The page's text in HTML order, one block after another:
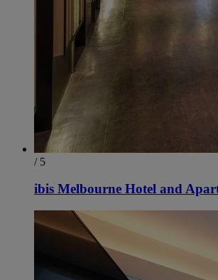
/ 5
ibis Melbourne Hotel and